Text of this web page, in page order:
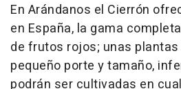
En Arándanos el Cierrón
en España, la gama
de frutos rojos; unas
pequeño porte y tamaño,
podrán ser cultivadas en